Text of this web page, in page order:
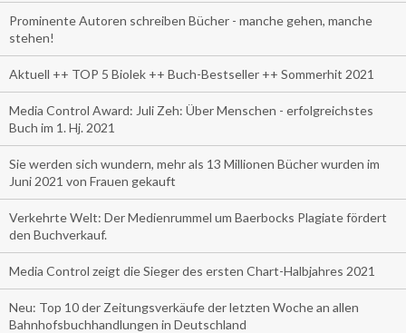
Prominente Autoren schreiben Bücher - manche gehen, manche
stehen!
Aktuell ++ TOP 5 Biolek ++ Buch-Bestseller ++ Sommerhit 2021
Media Control Award: Juli Zeh: Über Menschen - erfolgreichstes
Buch im 1. Hj. 2021
Sie werden sich wundern, mehr als 13 Millionen Bücher wurden im
Juni 2021 von Frauen gekauft
Verkehrte Welt: Der Medienrummel um Baerbocks Plagiate fördert
den Buchverkauf.
Media Control zeigt die Sieger des ersten Chart-Halbjahres 2021
Neu: Top 10 der Zeitungsverkäufe der letzten Woche an allen
Bahnhofsbuchhandlungen in Deutschland